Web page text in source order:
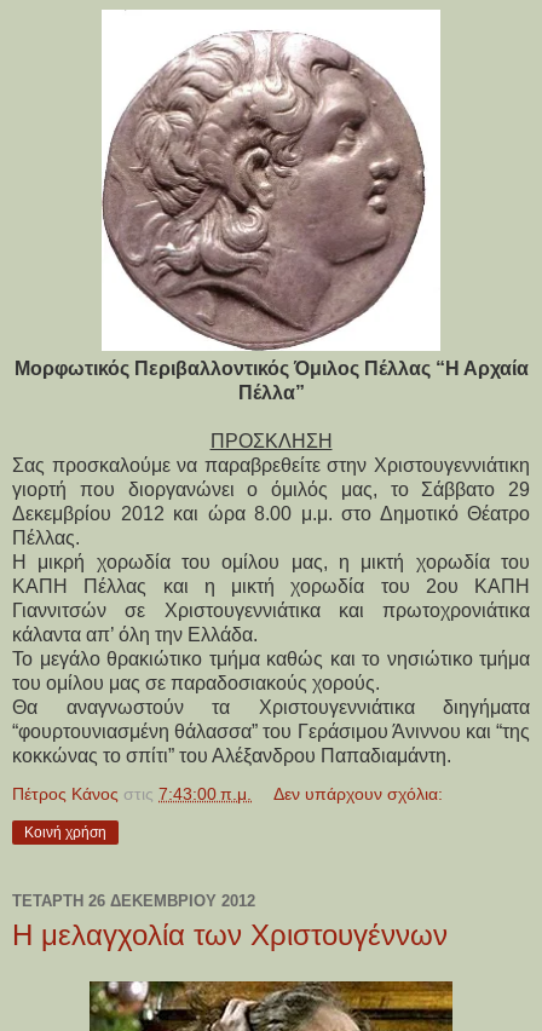
Μορφωτικός Περιβαλλοντικός Όμιλος Πέλλας “Η Αρχαία
Πέλλα”
ΠΡΟΣΚΛΗΣΗ
Σας προσκαλούμε να παραβρεθείτε στην Χριστουγεννιάτικη
γιορτή που διοργανώνει ο όμιλός μας, το Σάββατο 29
Δεκεμβρίου 2012 και ώρα 8.00 μ.μ. στο Δημοτικό Θέατρο
Πέλλας.
Η μικρή χορωδία του ομίλου μας, η μικτή χορωδία του
ΚΑΠΗ Πέλλας και η μικτή χορωδία του 2ου ΚΑΠΗ
Γιαννιτσών σε Χριστουγεννιάτικα και πρωτοχρονιάτικα
κάλαντα απ’ όλη την Ελλάδα.
Το μεγάλο θρακιώτικο τμήμα καθώς και το νησιώτικο τμήμα
του ομίλου μας σε παραδοσιακούς χορούς.
Θα αναγνωστούν τα Χριστουγεννιάτικα διηγήματα
“φουρτουνιασμένη θάλασσα” του Γεράσιμου Άνιννου και “της
κοκκώνας το σπίτι” του Αλέξανδρου Παπαδιαμάντη.
Πέτρος Κάνος στις 7:43:00 π.μ. Δεν υπάρχουν σχόλια:
Κοινή χρήση
ΤΕΤΆΡΤΗ 26 ΔΕΚΕΜΒΡΊΟΥ 2012
Η μελαγχολία των Χριστουγέννων